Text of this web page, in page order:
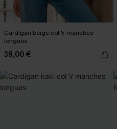
Cardigan beige col V manches
longues
39,00 €